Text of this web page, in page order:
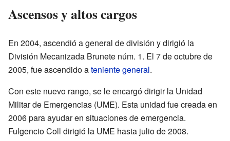
Ascensos y altos cargos
En 2004, ascendió a general de división y dirigió la
División Mecanizada Brunete núm. 1. El 7 de octubre de
2005, fue ascendido ateniente general.
Con este nuevo rango, se le encargó dirigir la Unidad
Militar de Emergencias (UME). Esta unidad fue creada en
2006 para ayudar en situaciones de emergencia.
Fulgencio Coll dirigió la UME hasta julio de 2008.